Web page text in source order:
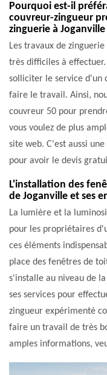
Pourquoi est-il
couvreur-zingueur
zinguerie à
Les travaux de
très difficiles à
solliciter le service d'un
faire le travail. Ainsi,
couvreur 50 pour
vous voulez de plus
site web. C'est aussi
pour avoir le devis
L'installation des
de Joganville et ses
La lumière et la
pour les propriétaires
ces éléments
place des fenêtres de
s'installe au niveau de
ses services pour
zingueur expérimenté
faire un travail de très
amples informations,